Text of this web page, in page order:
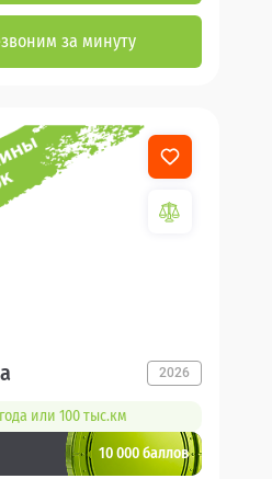
за минуту
2026
или 100 тыс.км
10 000 баллов